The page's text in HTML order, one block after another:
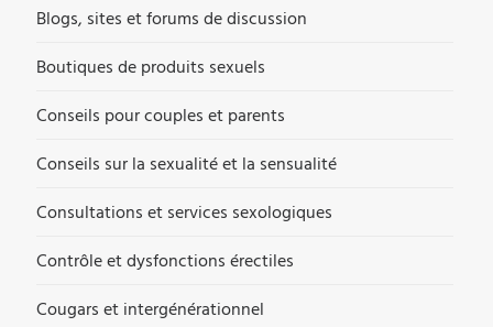
Blogs, sites et forums de discussion
Boutiques de produits sexuels
Conseils pour couples et parents
Conseils sur la sexualité et la sensualité
Consultations et services sexologiques
Contrôle et dysfonctions érectiles
Cougars et intergénérationnel